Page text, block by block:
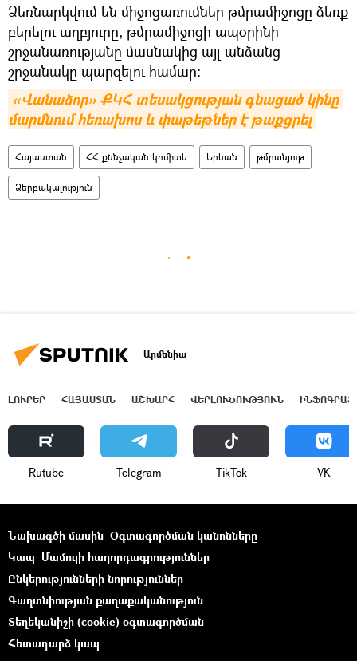
Ձեռնարկվում են միջոցառումներ թմրամիջոցը ձեռք
բերելու աղբյուրը, թմրամիջոցի ապօրինի
շրջանառությանը մասնակից այլ անձանց
շրջանակը պարզելու համար:
«Վանաձոր» ՔԿՀ տեսակցության գնացած կինը
մարմնում հեռախոս և փաթեթներ է թաքցրել
Հայաստան ՀՀ քննչական կոմիտե Երևան թմրանյութ
Ձերբակալություն
Արմենիա
ԼՈՒՐԵՐ ՀԱՅԱՍՏԱՆ ԱՇԽԱՐՀ ՎԵՐԼՈՒԾՈՒԹՅՈՒՆ
Rutube Telegram ТikТоk VK
Նախագծի մասին Օգտագործման կանոնները
Կապ Մամուլի հաղորդագրություններ
Ընկերությունների նորություններ
Գաղտնիության քաղաքականություն
Տեղեկանիշի (cookie) օգտագործման
Հետադարձ կապ